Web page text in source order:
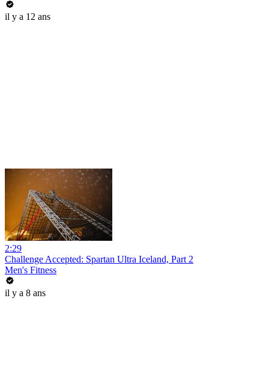
il y a 12 ans
2:29
Challenge Accepted: Spartan Ultra Iceland, Part 2
Men's Fitness
il y a 8 ans